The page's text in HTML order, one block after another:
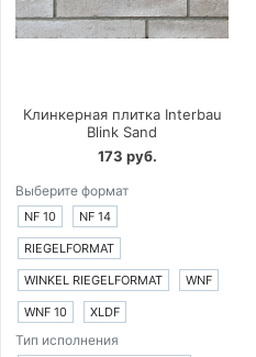
Клинкерная плитка Interbau
Blink Sand
173 руб.
Выберите формат
NF 10 NF 14
RIEGELFORMAT
WINKEL RIEGELFORMAT WNF
WNF 10 XLDF
Тип исполнения